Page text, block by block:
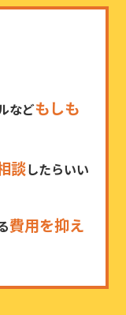
などもしも
談したらいい
費用を抑え